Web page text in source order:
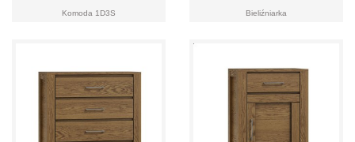
Komoda 1D3S Bieliźniarka